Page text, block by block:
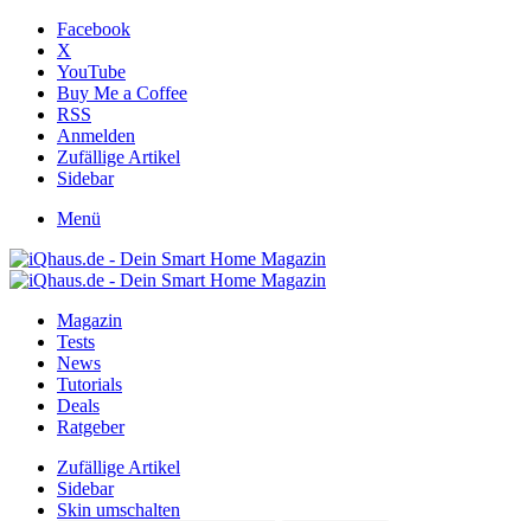
Facebook
X
YouTube
Buy Me a Coffee
RSS
Anmelden
Zufällige Artikel
Sidebar
Menü
Magazin
Tests
News
Tutorials
Deals
Ratgeber
Zufällige Artikel
Sidebar
Skin umschalten